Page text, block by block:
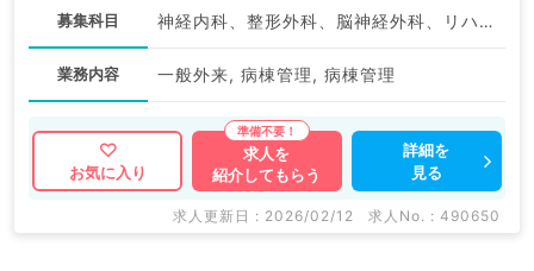
募集科目 神経内科、整形外科、脳神経外科、リハビリテーション科
業務内容 一般外来, 病棟管理, 病棟管理
お気に入り
求人を
紹介してもらう
詳細を
見る
求人更新日 : 2026/02/12 求人No. : 490650